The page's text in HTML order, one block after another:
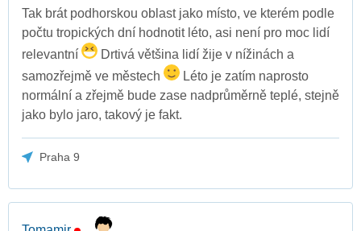
Tak brát podhorskou oblast jako místo, ve kterém podle
počtu tropických dní hodnotit léto, asi není pro moc lidí
relevantní
Drtivá většina lidí žije v nížinách a
samozřejmě ve městech
Léto je zatím naprosto
normální a zřejmě bude zase nadprůměrně teplé, stejně
jako bylo jaro, takový je fakt.
Praha 9